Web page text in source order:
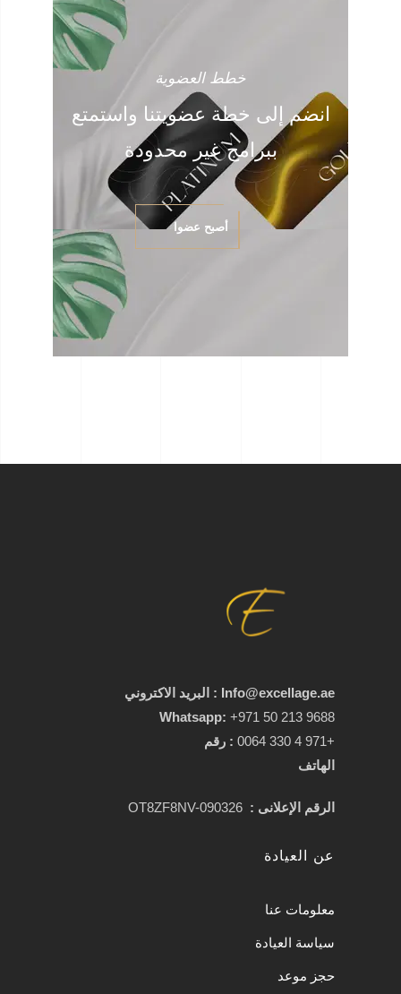
خطط العضوية
انضم إلى خطة عضويتنا واستمتع
ببرامج غير محدودة
أصبح عضوا
Info@excellage.ae : البريد الاكتروني
Whatsapp: +971 50 213 9688
+971 4 330 0064
: رقم
الهاتف
الرقم الإعلانى :
عن العيادة
معلومات عنا
سياسة العيادة
حجز موعد